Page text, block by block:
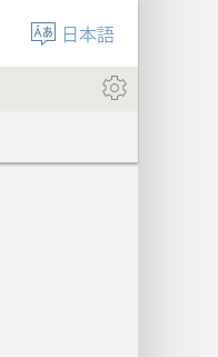
日本語